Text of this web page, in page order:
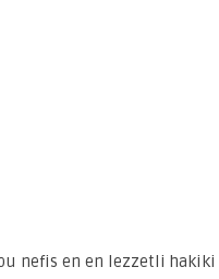
nefis en en lezzetli hakiki